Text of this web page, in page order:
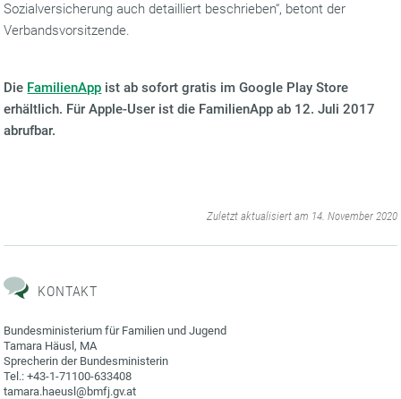
Sozialversicherung auch detailliert beschrieben“, betont der
Verbandsvorsitzende.
Die FamilienApp ist ab sofort gratis im Google Play Store
erhältlich. Für Apple-User ist die FamilienApp ab 12. Juli 2017
abrufbar.
Zuletzt aktualisiert am 14. November 2020
KONTAKT
Bundesministerium für Familien und Jugend
Tamara Häusl, MA
Sprecherin der Bundesministerin
Tel.: +43-1-71100-633408
tamara.haeusl@bmfj.gv.at